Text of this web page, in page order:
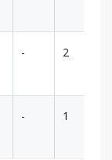
- 2
- 1